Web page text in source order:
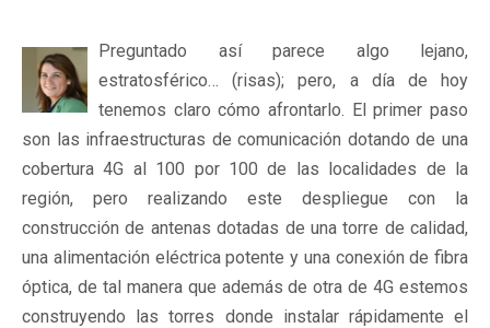
Preguntado así parece algo lejano,
estratosférico… (risas); pero, a día de hoy
tenemos claro cómo afrontarlo. El primer paso
son las infraestructuras de comunicación dotando de una
cobertura 4G al 100 por 100 de las localidades de la
región, pero realizando este despliegue con la
construcción de antenas dotadas de una torre de calidad,
una alimentación eléctrica potente y una conexión de fibra
óptica, de tal manera que además de otra de 4G estemos
construyendo las torres donde instalar rápidamente el